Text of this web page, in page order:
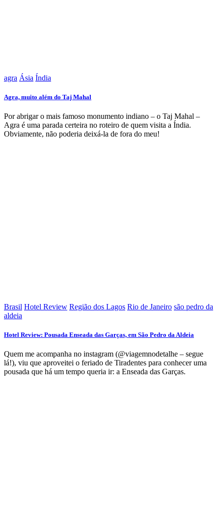
agra Ásia Índia
Agra, muito além do Taj Mahal
Por abrigar o mais famoso monumento indiano – o Taj Mahal –
Agra é uma parada certeira no roteiro de quem visita a Índia.
Obviamente, não poderia deixá-la de fora do meu!
Brasil Hotel Review Região dos Lagos Rio de Janeiro são pedro da
aldeia
Hotel Review: Pousada Enseada das Garças, em São Pedro da Aldeia
Quem me acompanha no instagram (@viagemnodetalhe – segue
lá!), viu que aproveitei o feriado de Tiradentes para conhecer uma
pousada que há um tempo queria ir: a Enseada das Garças.